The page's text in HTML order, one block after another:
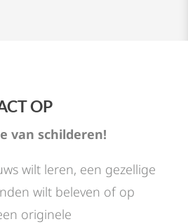
OP
van schilderen!
wilt leren, een gezellige
wilt beleven of op
originele